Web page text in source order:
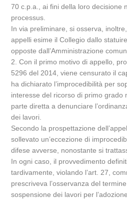
70 c.p.a., ai fini della loro decisione
processus.
In via preliminare, si osserva,
appelli esime il Collegio dallo
opposte dall’Amministrazione
2. Con il primo motivo di appello,
5296 del 2014, viene censurato il
ha dichiarato l’improcedibilità per
interesse del ricorso di primo grado
parte diretta a denunciare
dei lavori.
Secondo la prospettazione
sollevato un’eccezione di
difese avverse, nonostante si
In ogni caso, il provvedimento
tardivamente, violando l’art. 27,
prescriveva l’osservanza del
sospensione dei lavori per